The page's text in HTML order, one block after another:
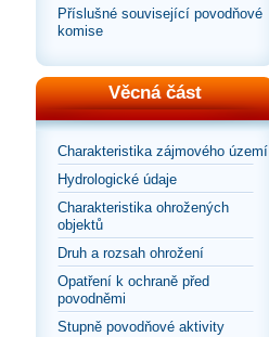
Příslušné související povodňové
komise
Věcná část
Charakteristika zájmového území
Hydrologické údaje
Charakteristika ohrožených
objektů
Druh a rozsah ohrožení
Opatření k ochraně před
povodněmi
Stupně povodňové aktivity